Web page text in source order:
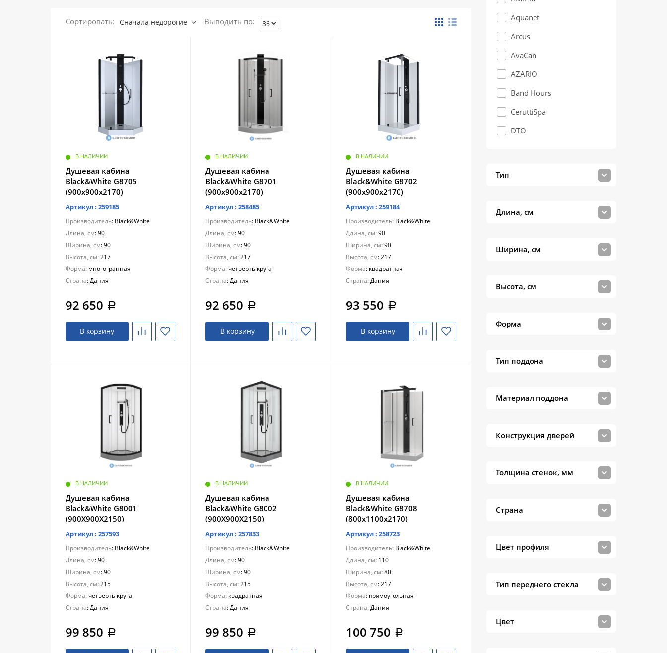
Aquanet
Arcus
AvaCan
AZARIO
Band Hours
CeruttiSpa
DTO
МОНОМАХ
Sapbox
Тип
Длина, см
Ширина, см
Высота, см
Форма
Тип поддона
Материал поддона
Конструкция дверей
Толщина стенок, мм
Страна
Цвет профиля
Тип переднего стекла
Цвет
Сортировать: Сначала недорогие Выводить по:
В НАЛИЧИИ
Душевая кабина
Black&White G8705
(900х900х2170)
Артикул : 259185
Производитель: Black&White
Длина, см: 90
Ширина, см: 90
Высота, см: 217
Форма: многогранная
Страна: Дания
92 650 a
В корзину
В НАЛИЧИИ
Душевая кабина
Black&White G8701
(900х900х2170)
Артикул : 258485
Производитель: Black&White
Длина, см: 90
Ширина, см: 90
Высота, см: 217
Форма: четверть круга
Страна: Дания
92 650 a
В корзину
В НАЛИЧИИ
Душевая кабина
Black&White G8702
(900х900х2170)
Артикул : 259184
Производитель: Black&White
Длина, см: 90
Ширина, см: 90
Высота, см: 217
Форма: квадратная
Страна: Дания
93 550 a
В корзину
В НАЛИЧИИ
Душевая кабина
Black&White G8001
(900X900X2150)
Артикул : 257593
Производитель: Black&White
Длина, см: 90
Ширина, см: 90
Высота, см: 215
Форма: четверть круга
Страна: Дания
99 850 a
В НАЛИЧИИ
Душевая кабина
Black&White G8002
(900X900X2150)
Артикул : 257833
Производитель: Black&White
Длина, см: 90
Ширина, см: 90
Высота, см: 215
Форма: квадратная
Страна: Дания
99 850 a
В НАЛИЧИИ
Душевая кабина
Black&White G8708
(800х1100х2170)
Артикул : 258723
Производитель: Black&White
Длина, см: 110
Ширина, см: 80
Высота, см: 217
Форма: прямоугольная
Страна: Дания
100 750 a